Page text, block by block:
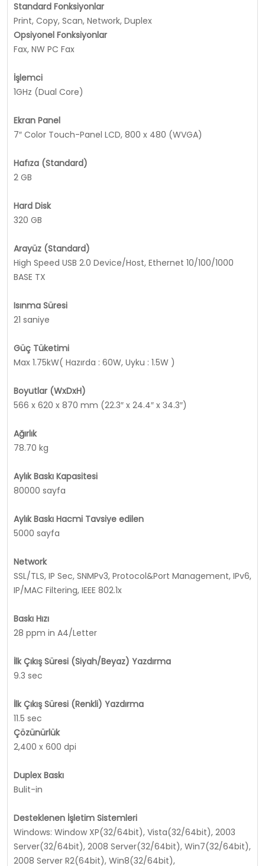
Standard Fonksiyonlar
Print, Copy, Scan, Network, Duplex
Opsiyonel Fonksiyonlar
Fax, NW PC Fax
İşlemci
1GHz (Dual Core)
Ekran Panel
7″ Color Touch-Panel LCD, 800 x 480 (WVGA)
Hafıza (Standard)
2 GB
Hard Disk
320 GB
Arayüz (Standard)
High Speed USB 2.0 Device/Host, Ethernet 10/100/1000
BASE TX
Isınma Süresi
21 saniye
Güç Tüketimi
Max 1.75kW( Hazırda : 60W, Uyku : 1.5W )
Boyutlar (WxDxH)
566 x 620 x 870 mm (22.3″ x 24.4″ x 34.3″)
Ağırlık
78.70 kg
Aylık Baskı Kapasitesi
80000 sayfa
Aylık Baskı Hacmi Tavsiye edilen
5000 sayfa
Network
SSL/TLS, IP Sec, SNMPv3, Protocol&Port Management, IPv6,
IP/MAC Filtering, IEEE 802.1x
Baskı Hızı
28 ppm in A4/Letter
İlk Çıkış Süresi (Siyah/Beyaz) Yazdırma
9.3 sec
İlk Çıkış Süresi (Renkli) Yazdırma
11.5 sec
Çözünürlük
2,400 x 600 dpi
Duplex Baskı
Bulit-in
Desteklenen İşletim Sistemleri
Windows: Window XP(32/64bit), Vista(32/64bit), 2003
Server(32/64bit), 2008 Server(32/64bit), Win7(32/64bit),
2008 Server R2(64bit), Win8(32/64bit),